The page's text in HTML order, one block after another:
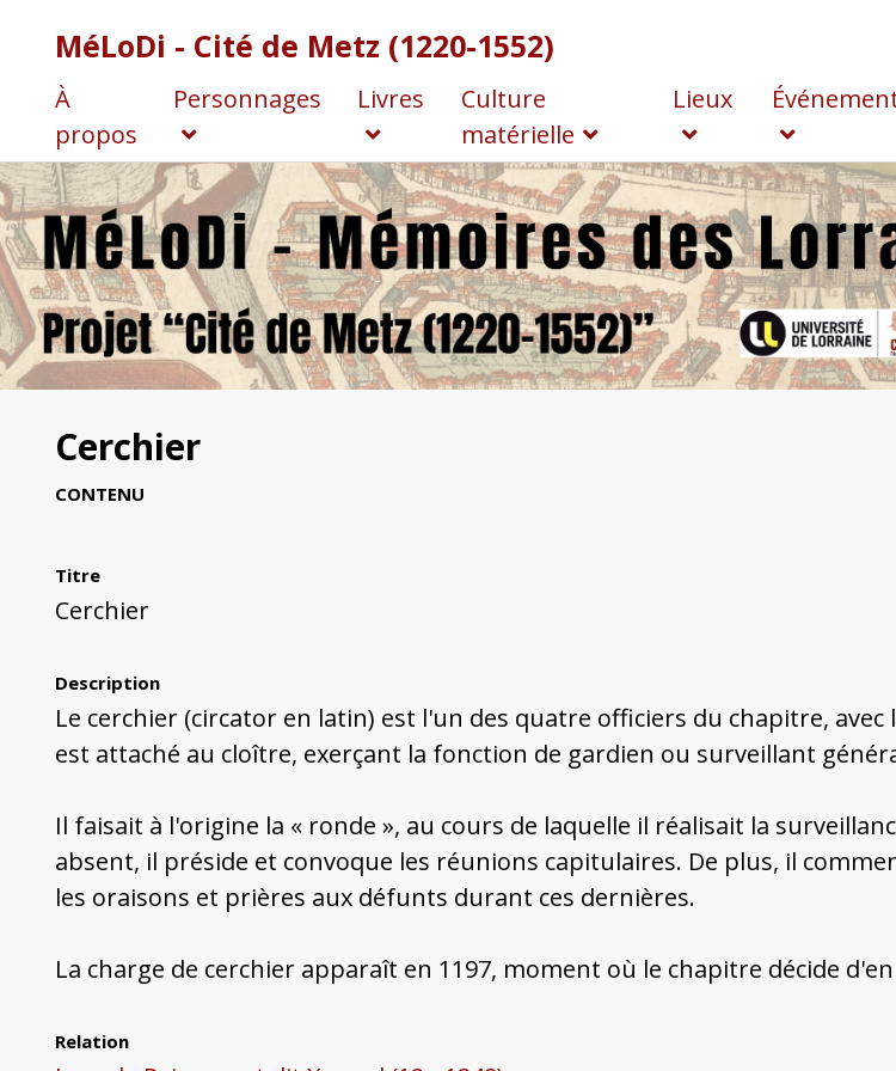
MéLoDi - Cité de Metz (1220-1552)
À
propos
Personnages Livres
Culture
matérielle
Lieux
Cerchier
CONTENU
Titre
Cerchier
Description
Le cerchier (circator en latin) est l'un des quatre officiers du chapitre,
est attaché au cloître, exerçant la fonction de gardien ou surveillant
Il faisait à l'origine la « ronde », au cours de laquelle il réalisait la
absent, il préside et convoque les réunions capitulaires. De plus, il
les oraisons et prières aux défunts durant ces dernières.
La charge de cerchier apparaît en 1197, moment où le chapitre décide
Relation